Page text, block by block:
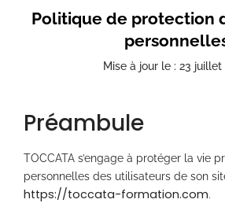
Politique de protection
Mise à jour le : 23 juillet
Préambule
TOCCATA s’engage à protéger la vie
personnelles des utilisateurs de son
https://toccata-formation.com.